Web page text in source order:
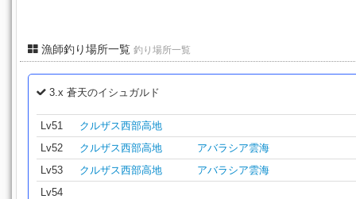
漁師釣り場所一覧 釣り場所一覧
3.x 蒼天のイシュガルド
Lv51
クルザス西部高地
Lv52
クルザス西部高地
アバラシア雲海
Lv53
クルザス西部高地
アバラシア雲海
Lv54